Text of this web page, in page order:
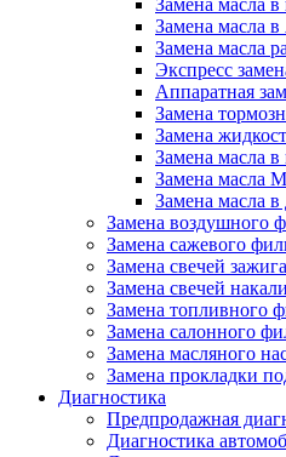
Замена масла
Замена масла
Экспресс
Аппаратная
Замена
Замена
Замена масла в
Замена масла
Замена масла
Замена воздушного
Замена сажевого
Замена свечей
Замена свечей
Замена топливного
Замена салонного
Замена масляного
Замена прокладки
Диагностика
Предпродажная
Диагностика